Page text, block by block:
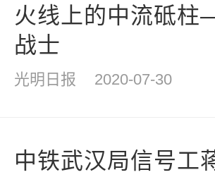
火线上的中流砥
战士
光明日报 2020-07-30
中铁武汉局信号工